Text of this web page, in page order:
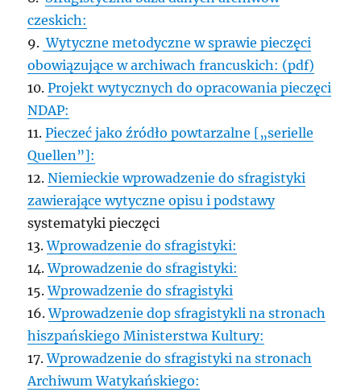
czeskich:
9. Wytyczne metodyczne w sprawie pieczęci
obowiązujące w archiwach francuskich: (pdf)
10.Projekt wytycznych do opracowania pieczęci
NDAP:
11.Pieczeć jako źródło powtarzalne [„serielle
Quellen”]:
12.Niemieckie wprowadzenie do sfragistyki
zawierające wytyczne opisu i podstawy
systematyki pieczęci
13.Wprowadzenie do sfragistyki:
14.Wprowadzenie do sfragistyki:
15.Wprowadzenie do sfragistyki
16.Wprowadzenie dop sfragistykli na stronach
hiszpańskiego Ministerstwa Kultury:
17.Wprowadzenie do sfragistyki na stronach
Archiwum Watykańskiego: